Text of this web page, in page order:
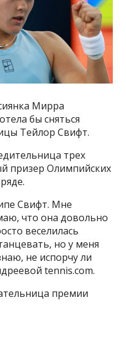
Мирра
бы сняться
Тейлор Свифт.
трех
призер Олимпийских
Свифт. Мне
что она довольно
веселилась
но у меня
не испорчу ли
tennis.com.
премии